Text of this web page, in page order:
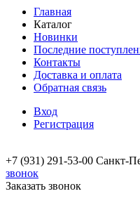
Главная
Каталог
Новинки
Последние
Контакты
Доставка и оплата
Обратная связь
Вход
Регистрация
+7 (931) 291-53-00 Санкт-
звонок
Заказать звонок